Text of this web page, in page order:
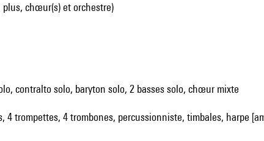
chœur(s) et orchestre)
contralto solo, baryton solo, 2 basses solo, chœur mixte
4 trompettes, 4 trombones, percussionniste, timbales, harpe